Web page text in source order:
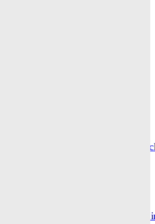
elegante Adresse zwischen
aus Staffel 3 – der Serienhit geht